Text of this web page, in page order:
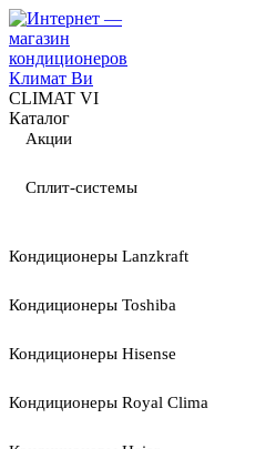
CLIMAT VI
Каталог
Акции
Сплит-системы
Кондиционеры Lanzkraft
Кондиционеры Toshiba
Кондиционеры Hisense
Кондиционеры Royal Clima